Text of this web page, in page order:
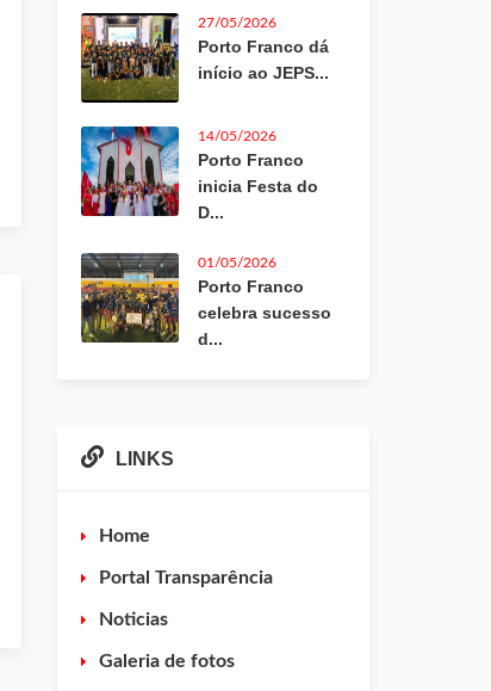
27/05/2026
Porto Franco dá
início ao JEPS...
14/05/2026
Porto Franco
inicia Festa do
D...
01/05/2026
Porto Franco
celebra sucesso
d...
LINKS
Home
Portal Transparência
Noticias
Galeria de fotos